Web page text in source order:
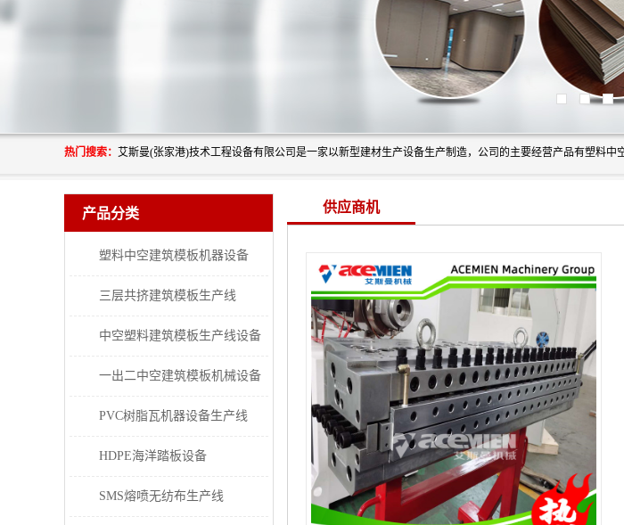
热门搜索：
产品分类
塑料中空建筑模板机器设备
三层共挤建筑模板生产线
中空塑料建筑模板生产线设备
一出二中空建筑模板机械设备
PVC树脂瓦机器设备生产线
HDPE海洋踏板设备
SMS熔喷无纺布生产线
供应商机